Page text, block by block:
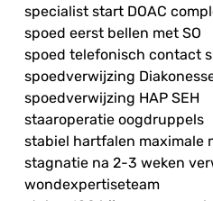
specialist start DOAC
spoed eerst bellen met SO
spoed telefonisch contact
spoedverwijzing
spoedverwijzing HAP SEH
staaroperatie oogdruppels
stabiel hartfalen maximale
stagnatie na 2-3 weken
wondexpertiseteam